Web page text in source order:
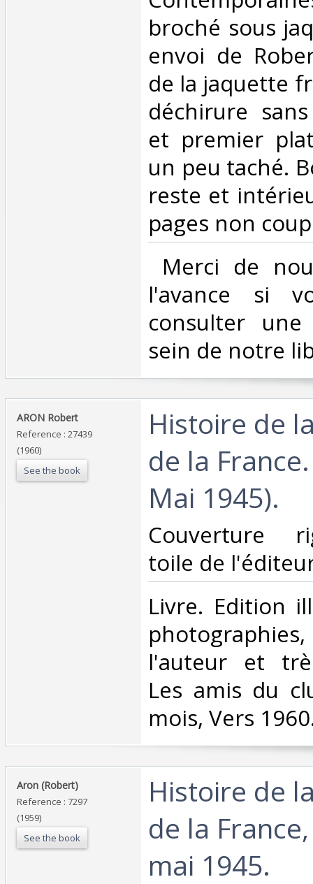
broché sous
envoi de
de la jaquette
déchirure
et premier
un peu taché.
reste et
pages non
Merci de
l'avance si
consulter
sein de notre
‎ARON Robert ‎
Reference : 27439
(1960)
See the book
‎Histoire de
de la
Mai 1945).‎
‎Couverture
toile de
‎Livre. Edition
l'auteur et
Les amis du
mois, Vers
‎Aron (Robert)‎
Reference : 7297
(1959)
See the book
‎Histoire de
de la
mai 1945. ‎